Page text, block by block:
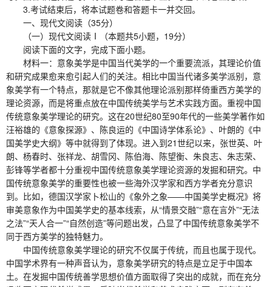
3.考试结束后，将本试题卷和答题卡一并交回。
一、现代文阅读（35分）
（一）现代文阅读Ⅰ（本题共5小题，19分）
阅读下面的文字，完成下面小题。
材料一：意象美学是中国当代美学的一个重要流派，其理论价值
和研究成果愈来愈引起人们的关注。相比中国当代诸多美学派别，意
象美学有一个特点，那就是它不像其他理论派别那样倚重西方美学的
理论资源，而是将重点放在中国传统美学与艺术实践方面。重视中国
传统意象美学理论的研究。这在20世纪80至90年代的一些美学著作如
汪裕雄的《意象探源》、陈良运的《中国诗学体系论》、叶朗的《中
国美学史大纲》等中就得到了体现。进入到21世纪以来，张世英、叶
朗、杨春时、张祥龙、胡雪冈、陈伯海、陈望衡、朱良志、朱志荣、
彭锋等学者都十分重视中国传统意象美学理论资源的发掘和研究。中
国传统意象美学的重要性也被一些海外汉学家和西方学者充分意识
到。比如，德国汉学家卜松山的《象外之象——中国美学史概况》将
审美意象作为中国美学史的基本线索，从“情景交融”“意在言外”“无法
之法”“天人合一”“自然创造”等问题出发，凸显了中国传统意象美学不
同于西方美学的独特魅力。
中国传统意象美学理论的研究不仅属于传统，而且也属于现代。
中国学术界有一种声音认为，意象美学研究的特点是立足于中国本
土。在发掘中国传统善学思想价值方面取得了突出的成就，而在充分